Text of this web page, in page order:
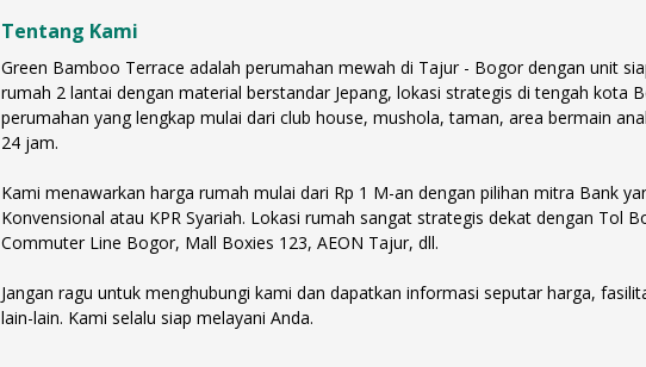
Tentang Kami
Green Bamboo Terrace adalah perumahan mewah di Tajur - Bogor dengan unit
rumah 2 lantai dengan material berstandar Jepang, lokasi strategis di tengah kota
perumahan yang lengkap mulai dari club house, mushola, taman, area bermain
24 jam.
Kami menawarkan harga rumah mulai dari Rp 1 M-an dengan pilihan mitra Bank
Konvensional atau KPR Syariah. Lokasi rumah sangat strategis dekat dengan Tol
Commuter Line Bogor, Mall Boxies 123, AEON Tajur, dll.
Jangan ragu untuk menghubungi kami dan dapatkan informasi seputar harga,
lain-lain. Kami selalu siap melayani Anda.